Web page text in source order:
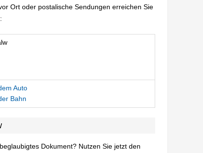
Ort oder postalische Sendungen erreichen Sie
Auto
Bahn
Dokument? Nutzen Sie jetzt den